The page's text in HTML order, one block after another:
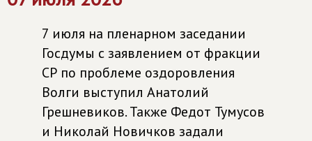
7 июля на пленарном заседании
Госдумы с заявлением от фракции
СР по проблеме оздоровления
Волги выступил Анатолий
Грешневиков. Также Федот Тумусов
и Николай Новичков задали